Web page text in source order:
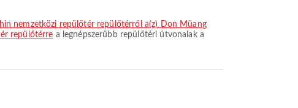
nemzetközi repülőtér repülőtérről a(z) Don Müang
repülőtérre a legnépszerűbb repülőtéri útvonalak a